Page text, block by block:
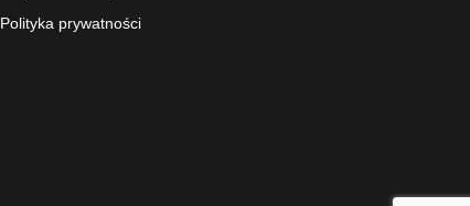
Polityka prywatności